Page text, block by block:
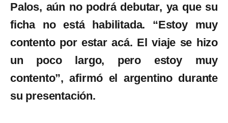
Palos, aún no podrá debutar, ya que su
ficha no está habilitada. “Estoy muy
contento por estar acá. El viaje se hizo
un poco largo, pero estoy muy
contento”, afirmó el argentino durante
su presentación.